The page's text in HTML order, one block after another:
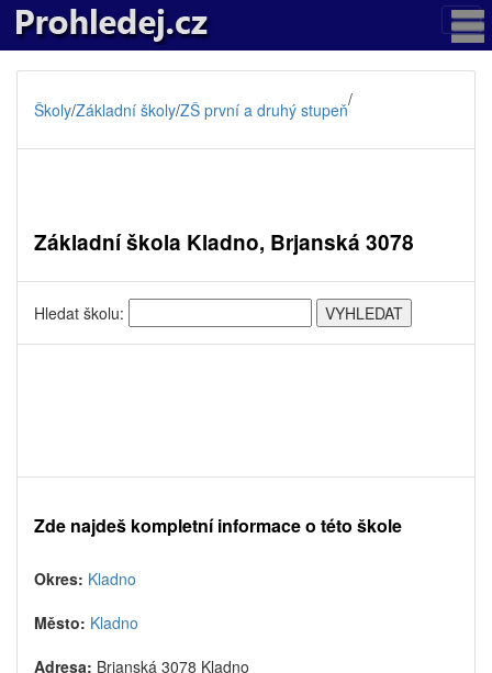
Školy/Základní školy/ZŠ první a druhý stupeň/
Základní škola Kladno, Brjanská 3078
Hledat školu:
Zde najdeš kompletní informace o této škole
Okres: Kladno
Město: Kladno
Adresa: Brjanská 3078 Kladno